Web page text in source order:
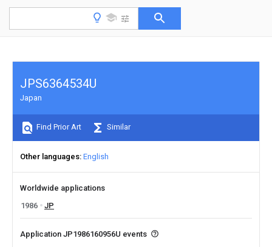
JPS6364534U
Japan
Find Prior Art Similar
Other languages English
Worldwide applications
1986
JP
Application JP1986160956U events